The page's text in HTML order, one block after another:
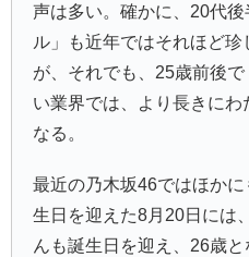
声は多い。確かに、20代
ル」も近年ではそれほど
が、それでも、25歳前後
い業界では、より長きに
なる。
最近の乃木坂46ではほか
生日を迎えた8月20日には
んも誕生日を迎え、26歳